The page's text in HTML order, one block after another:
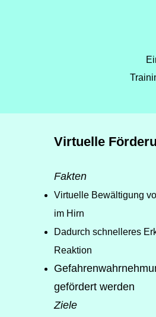
Virtuelle
Fakten
Virtuelle Bewältigung
im Hirn
Dadurch schnelleres
Reaktion
gefördert werden
Ziele